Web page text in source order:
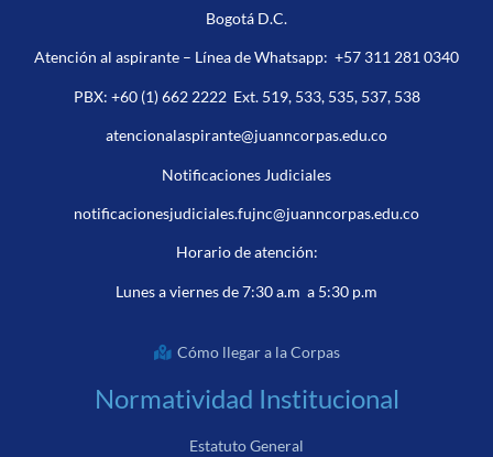
Bogotá D.C.
Atención al aspirante – Línea de Whatsapp: +57 311 281 0340
PBX: +60 (1) 662 2222Ext. 519, 533, 535, 537, 538
atencionalaspirante@juanncorpas.edu.co
Notificaciones Judiciales
notificacionesjudiciales.fujnc@juanncorpas.edu.co
Horario de atención:
Lunes a viernes de 7:30 a.m a 5:30 p.m
Cómo llegar a la Corpas
Normatividad Institucional
Estatuto General